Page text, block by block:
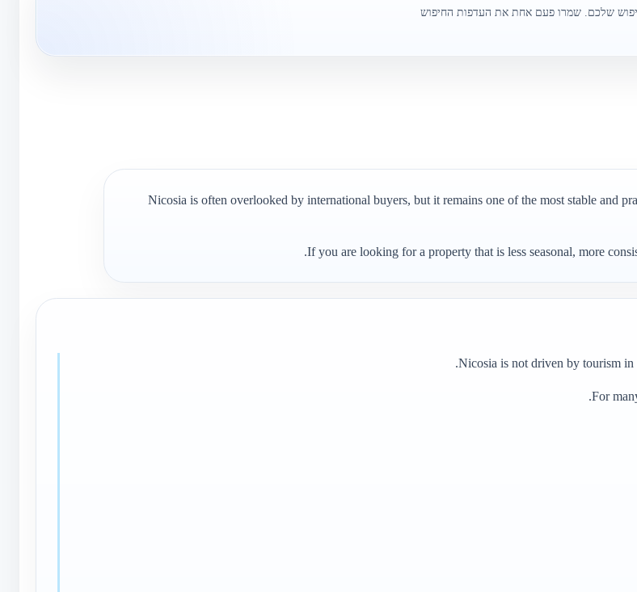
שלכם. שמרו פעם אחת את העדפות החיפוש
Nicosia is often overlooked by international buyers, but it remains one of the most stable and
If you are looking for a property that is less seasonal, more
Nicosia is not driven by tourism in
For